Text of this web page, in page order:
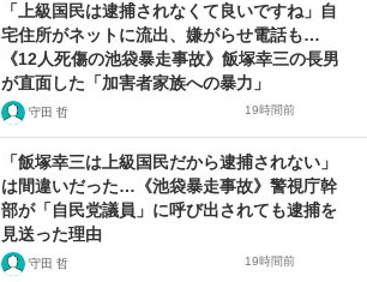
「上級国民は逮捕されなくて良いですね」自
宅住所がネットに流出、嫌がらせ電話も…
《12人死傷の池袋暴走事故》飯塚幸三の長男
が直面した「加害者家族への暴力」
守田 哲 19時間前
「飯塚幸三は上級国民だから逮捕されない」
は間違いだった…《池袋暴走事故》警視庁幹
部が「自民党議員」に呼び出されても逮捕を
見送った理由
守田 哲 19時間前